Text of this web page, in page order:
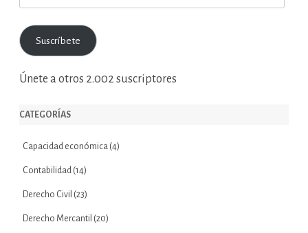
correo
electrónico
Suscríbete
Únete a otros 2.002 suscriptores
CATEGORÍAS
Capacidad económica (4)
Contabilidad (14)
Derecho Civil (23)
Derecho Mercantil (20)